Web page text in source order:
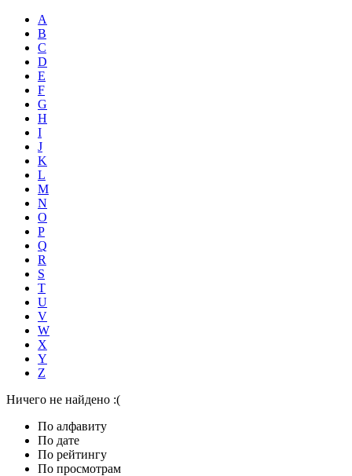
A
B
C
D
E
F
G
H
I
J
K
L
M
N
O
P
Q
R
S
T
U
V
W
X
Y
Z
Ничего не найдено :(
По алфавиту
По дате
По рейтингу
По просмотрам